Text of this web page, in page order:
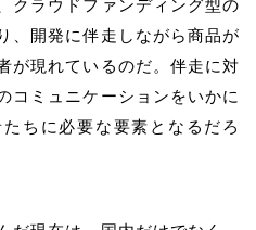
クラウドファンディング型の
、開発に伴走しながら商品が
が現れているのだ。伴走に対
コミュニケーションをいかに
ちに必要な要素となるだろ